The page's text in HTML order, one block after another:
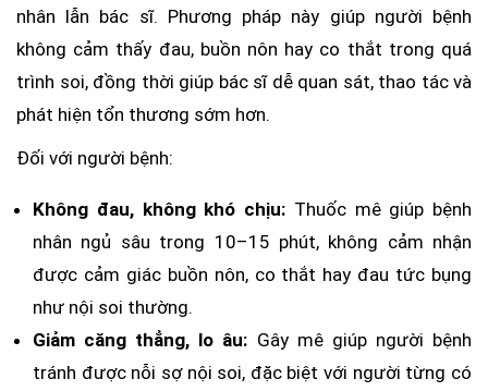
nhân lẫn bác sĩ. Phương pháp này giúp người bệnh
không cảm thấy đau, buồn nôn hay co thắt trong quá
trình soi, đồng thời giúp bác sĩ dễ quan sát, thao tác và
phát hiện tổn thương sớm hơn.
Đối với người bệnh:
Không đau, không khó chịu: Thuốc mê giúp bệnh
nhân ngủ sâu trong 10–15 phút, không cảm nhận
được cảm giác buồn nôn, co thắt hay đau tức bụng
như nội soi thường.
Giảm căng thẳng, lo âu: Gây mê giúp người bệnh
tránh được nỗi sợ nội soi, đặc biệt với người từng có